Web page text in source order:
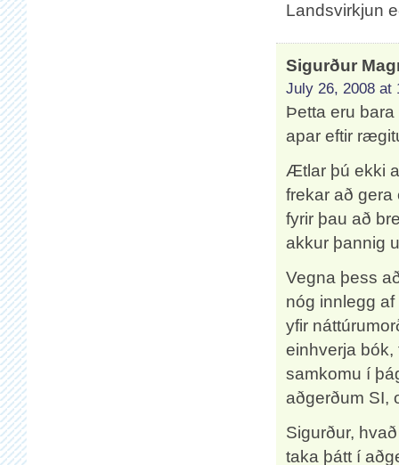
Landsvirkjun
Sigurður
July 26, 2008 at
Þetta eru
apar eftir
Ætlar þú ekki
frekar að
fyrir þau að
akkur þannig
Vegna þess
nóg innlegg
yfir
einhverja bók,
samkomu í
aðgerðum SI,
Sigurður,
taka þátt í